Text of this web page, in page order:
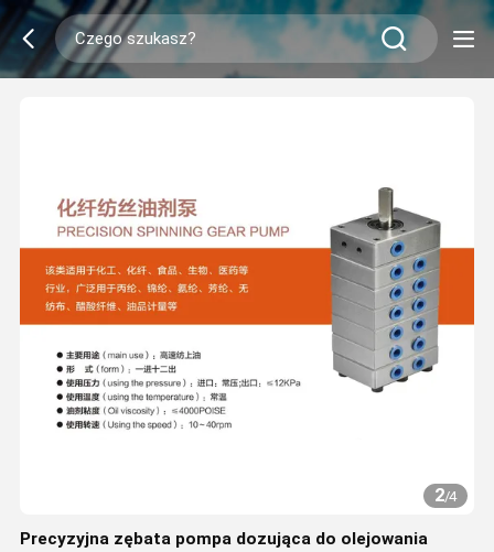
2/4
Precyzyjna zębata pompa dozująca do olejowania